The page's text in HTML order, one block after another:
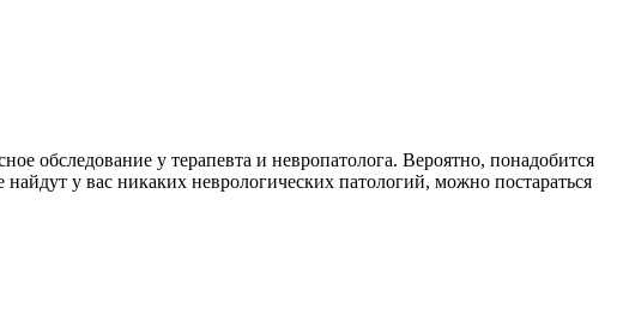
обследование у терапевта и невропатолога. Вероятно, понадобится
у вас никаких неврологических патологий, можно постараться